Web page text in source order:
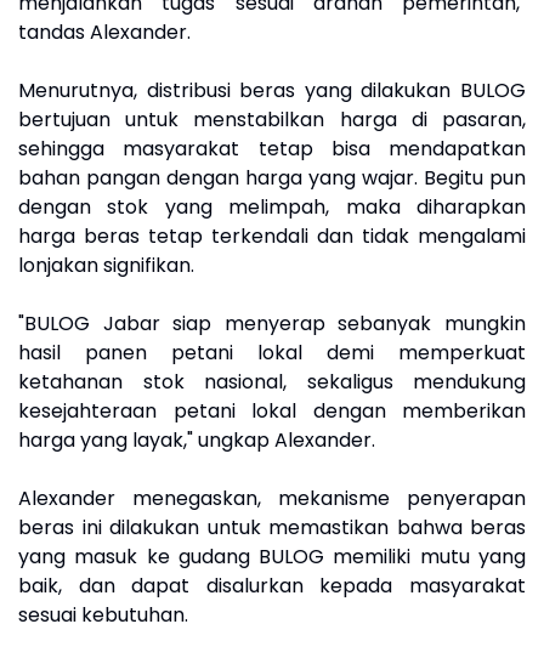
tandas Alexander.
Menurutnya, distribusi beras yang dilakukan BULOG
bertujuan untuk menstabilkan harga di pasaran,
sehingga masyarakat tetap bisa mendapatkan
bahan pangan dengan harga yang wajar. Begitu pun
dengan stok yang melimpah, maka diharapkan
harga beras tetap terkendali dan tidak mengalami
lonjakan signifikan.
"BULOG Jabar siap menyerap sebanyak mungkin
hasil panen petani lokal demi memperkuat
ketahanan stok nasional, sekaligus mendukung
kesejahteraan petani lokal dengan memberikan
harga yang layak," ungkap Alexander.
Alexander menegaskan, mekanisme penyerapan
beras ini dilakukan untuk memastikan bahwa beras
yang masuk ke gudang BULOG memiliki mutu yang
baik, dan dapat disalurkan kepada masyarakat
sesuai kebutuhan.